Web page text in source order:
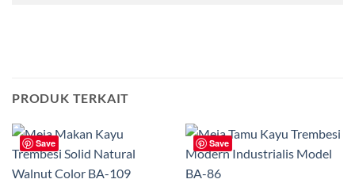
PRODUK TERKAIT
Save Save